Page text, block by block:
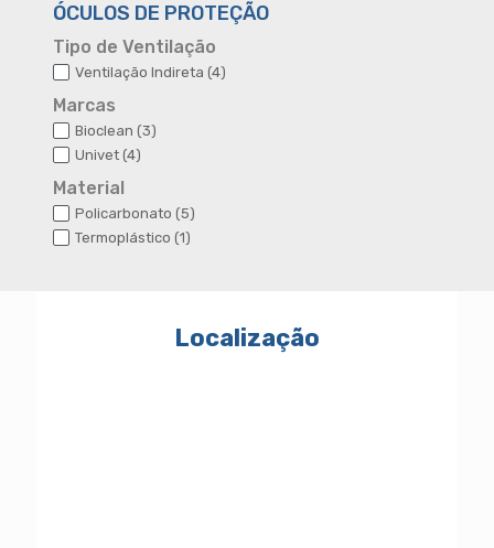
ÓCULOS DE PROTEÇÃO
Tipo de Ventilação
Ventilação Indireta 44
Marcas
Bioclean 33
Univet 44
Material
Policarbonato 55
produtos
Termoplástico 11
Localização